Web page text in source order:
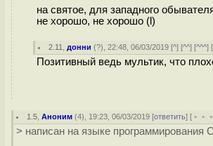
на святое, для западного
не хорошо, не хорошо (l)
2.11 донни (?), 22:48, 06/03/2019 [^] [^^] [^^^] [
Позитивный ведь мультик, что
1.5 ,Аноним (4), 19:23, 06/03/2019 [ответить] [
> написан на языке программирования